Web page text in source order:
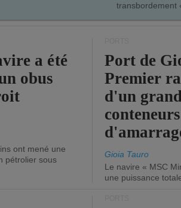
transbordement
a été
obus
ont mené une
pétrolier sous
Port de
Premier
d'un
Gioia Tauro
Le navire « MSC
une puissance